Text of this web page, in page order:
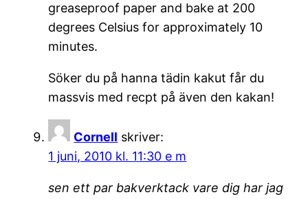
greaseproof paper and bake at 200
degrees Celsius for approximately 10
minutes.
Söker du på hanna tädin kakut får du
massvis med recpt på även den kakan!
Cornell skriver:
1 juni, 2010 kl. 11:30 e m
sen ett par bakverktack vare dig har jag